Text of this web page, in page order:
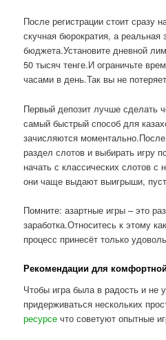
После регистрации стоит сразу
скучная бюрократия, а реальная
бюджета.Установите дневной
50 тысяч тенге.И ограничьте
часами в день.Так вы не
Первый депозит лучше сделать
самый быстрый способ для
зачисляются
раздел слотов и выбирать игру
начать с классических слотов с
они чаще выдают выигрыши,
Помните: азартные игры – это
заработка.Относитесь к этому
процесс принесёт только
Рекомендации для
Чтобы игра была в радость и не
придерживаться нескольких
ресурсе что советуют опытные